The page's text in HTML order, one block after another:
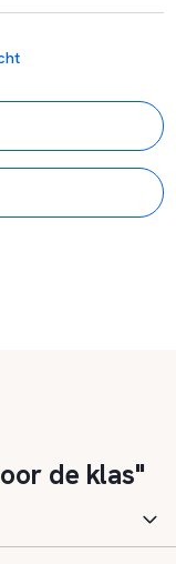
de klas"